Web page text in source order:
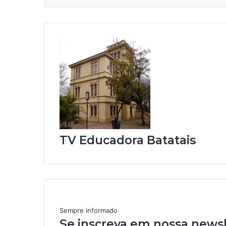
TV Educadora Batatais
Sempre informado